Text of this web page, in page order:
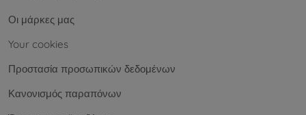
Οι μάρκες μας
Your cookies
Προστασία προσωπικών δεδομένων
Κανονισμός παραπόνων